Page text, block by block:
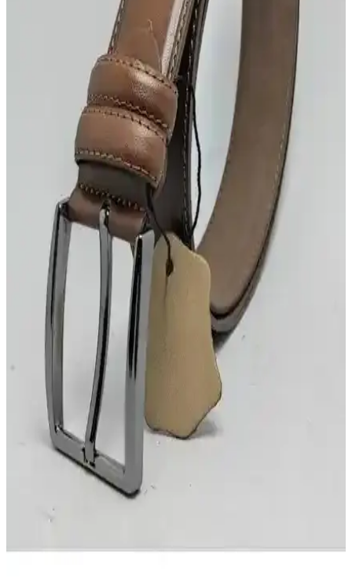
GoDeri 2'li Kumaş Pantolon Kemeri Seti Şıklık ve
Dayanıklılığı Bir Arada Sunar
GoDeri 2'li set, hakiki deri kullanımı ve şık tasarımıyla erkekler için
ideal, dayanıklı kumaş pantolon kemerleri sunar. Renk seçenekleri
ve ayarlanabilir tokasıyla uzun ömürlü kullanım sağlar.
Erkek Hakiki Deri ve Mandal Derisi Kemerleri
Karşılaştırması ve Seçim Rehberi
İki popüler erkek kemerini detaylı karşılaştırıyoruz. Hakiki deri ve
manda derisi kemerlerin özellikleri, kullanıcı yorumları ve
avantajlarıyla en uygun seçimi yapmanıza yardımcı oluyoruz.
DeFacto Erkek Suni Deri Kemerleri Karşılaştırması:
Tasarım, Malzeme ve Kullanım Özellikleri
İki DeFacto erkek suni deri kemerini detaylı karşılaştırıyoruz.
Tasarım, malzeme ve kullanıcı deneyimleriyle en uygun seçimi
yapmanıza yardımcı oluyoruz.
Livize Manda Derisi Erkek Kemeri Karşılaştırması:
Otomatik ve Kot Modelleri Analizi
Bu makalede, Livize'nin otomatik tokalı ve kot kemeri modelleri
detaylı şekilde karşılaştırılıyor, kalite, kullanım kolaylığı ve tasarım
özellikleriyle en uygun seçimi yapmanıza yardımcı oluyor.
Hakiki Deri Erkek Kemerleri Karşılaştırması: Eds
ve Partscraft Modellerinin Özellikleri ve Kullanıcı
seçimi yapmanıza yardımcı oluyoruz.